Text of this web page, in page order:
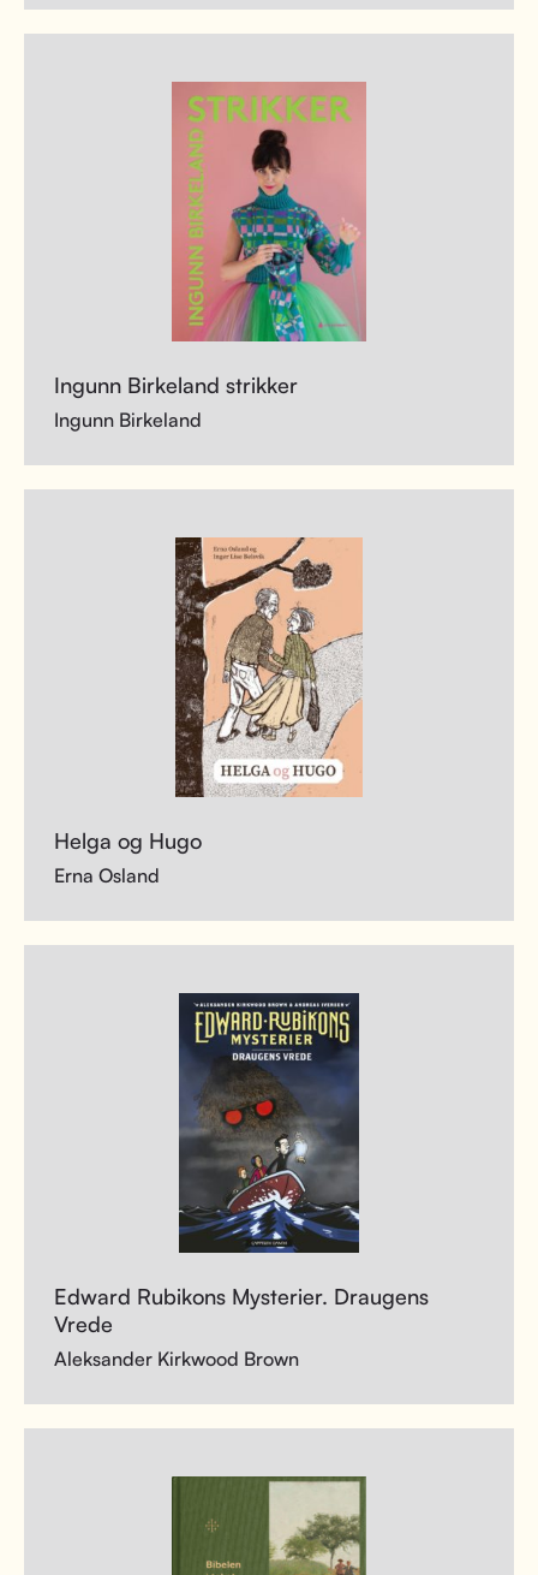
Ingunn Birkeland strikker
Ingunn Birkeland
Helga og Hugo
Erna Osland
Edward Rubikons Mysterier. Draugens
Vrede
Aleksander Kirkwood Brown